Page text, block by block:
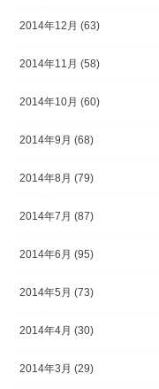
2014年12月 (63)
2014年11月 (58)
2014年10月 (60)
2014年9月 (68)
2014年8月 (79)
2014年7月 (87)
2014年6月 (95)
2014年5月 (73)
2014年4月 (30)
2014年3月 (29)